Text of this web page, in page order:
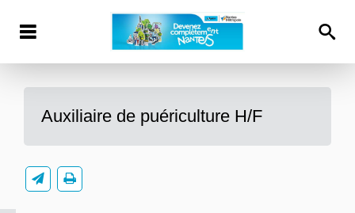
Auxiliaire de puériculture H/F